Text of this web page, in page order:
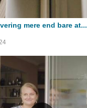
mere end bare at...